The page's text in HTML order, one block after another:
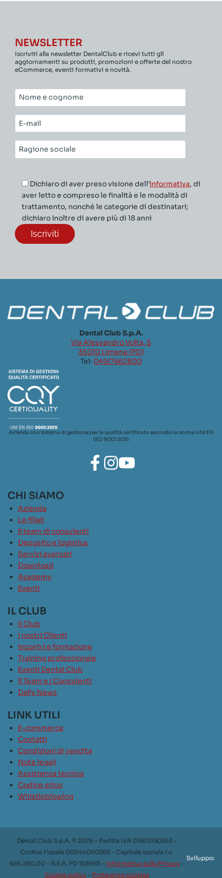
NEWSLETTER
Iscriviti alla newsletter DentalClub e ricevi tutti gli
aggiornamenti su prodotti, promozioni e offerte del nostro
eCommerce, eventi formativi e novità.
Nome
e
cognome*
E-
mail*
Ragione
sociale*
Dichiaro di aver preso visione dell’informativa, di
aver letto e compreso le finalità e le modalità di
trattamento, nonché le categorie di destinatari;
dichiaro inoltre di avere più di 18 anni
Dental Club S.p.A.
Via Alessandro Volta, 5
35010 Limena (PD)
Tel: 049/7662800
Azienda con sistema di gestione per la qualità certificato secondo la norma UNI EN
ISO 9001:2015
CHI SIAMO
Azienda
Le filiali
Il team di consulenti
Deposito e logistica
Servizi avanzati
Download
Academy
Eventi
IL CLUB
Il Club
I nostri Clienti
Incontri e formazione
Training professionale
Eventi Dental Club
Il Team e i Consulenti
Daily News
LINK UTILI
E-commerce
Contatti
Condizioni di vendita
Note legali
Assistenza tecnica
Codice etico
Whistleblowing
Dental Club S.p.A. © 2026 – Partita IVA 01503150243 –
Codice Fiscale 00844060285 – Capitale sociale i.v.
686.280,00 – R.E.A. PD 153698 – Informativa sulla Privacy –
Cookie policy – Preferenze cookies
Sviluppo: